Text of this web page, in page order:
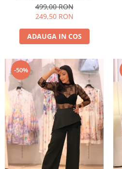
499,00 RON
249,50 RON
ADAUGA IN COS
-50%